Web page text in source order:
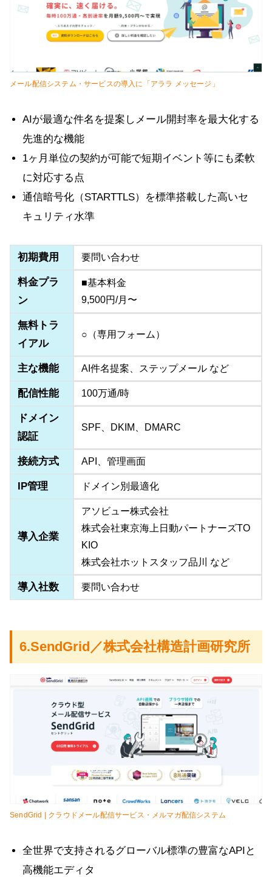
メール配信システム・サービスの導入に「アララ メッセージ」
AIが最適な件名を提案しメール開封率を最大化する
先進的な機能
1ヶ月単位の契約が可能で短期イベント等にも柔軟
に対応する点
通信暗号化（STARTTLS）を標準搭載した高いセ
キュリティ水準
初期費用 要問い合わせ
料金プラ
ン
■基本料金
9,500円/月〜
無料トラ
イアル
○（専用フォーム）
主な機能 AI件名提案、ステップメール など
配信性能 100万通/時
ドメイン
認証
SPF、DKIM、DMARC
接続方式 API、管理画面
IP管理 ドメイン別最適化
導入企業
アソビュー株式会社
株式会社東京海上日動パートナーズTO
KIO
株式会社ホットスタッフ品川 など
導入社数 要問い合わせ
6.SendGrid／株式会社構造計画研究所
SendGrid | クラウドメール配信サービス・メルマガ配信システム
全世界で支持されるグローバル標準の豊富なAPIと
高機能エディタ